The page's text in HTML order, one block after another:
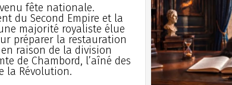
fête nationale.
du Second Empire et la
majorité royaliste élue
préparer la restauration
raison de la division
de Chambord, l’aîné des
la Révolution.